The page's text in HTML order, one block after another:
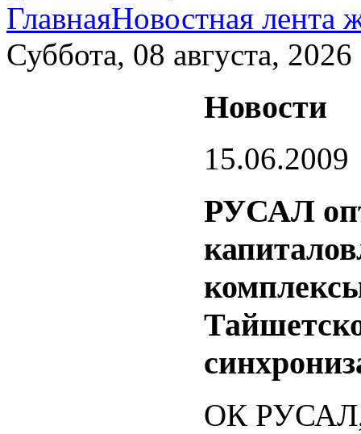
ГлавнаяНовостная лента
Суббота, 08 августа, 2026
Новости
15.06.2009
РУСАЛ
ОК РУСАЛ,